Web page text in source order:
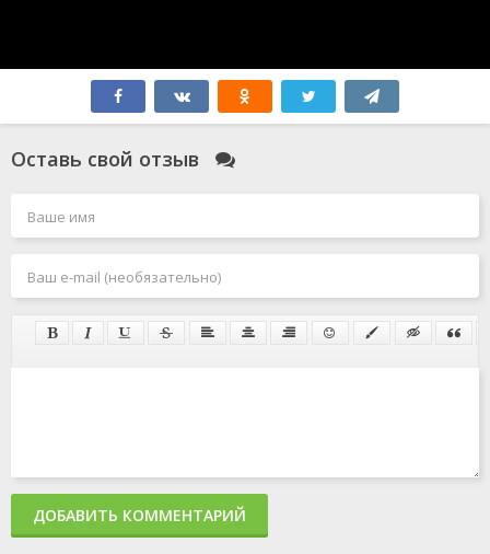
Оставь свой отзыв
ДОБАВИТЬ КОММЕНТАРИЙ